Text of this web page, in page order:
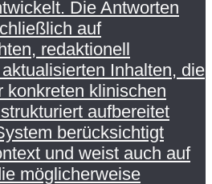
Die Antworten
auf
redaktionell
Inhalten, die
konkreten klinischen
aufbereitet
berücksichtigt
und weist auch auf
möglicherweise